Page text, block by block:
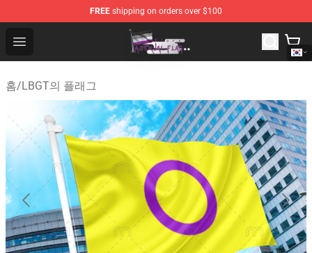
FREE shipping on orders over $100
Open menu
Asexual Flag Shop - The Best Store of Asexual Flag
홈/LBGT의 플래그